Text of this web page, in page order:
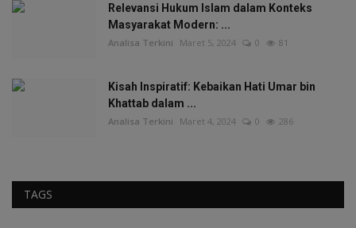
Relevansi Hukum Islam dalam Konteks
Masyarakat Modern: ...
Analisa Terkini Maret 5, 2024 0 81
Kisah Inspiratif: Kebaikan Hati Umar bin
Khattab dalam ...
Analisa Terkini Maret 4, 2024 0 286
TAGS